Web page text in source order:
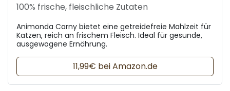
100% frische, fleischliche Zutaten
Animonda Carny bietet eine getreidefreie Mahlzeit für
Katzen, reich an frischem Fleisch. Ideal für gesunde,
ausgewogene Ernährung.
11,99€ bei Amazon.de